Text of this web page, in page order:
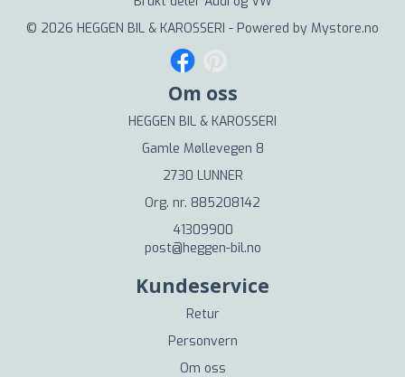
© 2026 HEGGEN BIL & KAROSSERI - Powered by Mystore.no
Om oss
HEGGEN BIL & KAROSSERI
Gamle Møllevegen 8
2730 LUNNER
Org. nr. 885208142
41309900
post@heggen-bil.no
Kundeservice
Retur
Personvern
Om oss